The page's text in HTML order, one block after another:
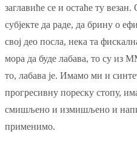
заглавиће се и остаће ту
субјекте да раде, да брину о
свој део посла, нека та
мора да буде лабава, то су из
то, лабава је. Имамо ми и
прогресивну пореску стопу,
смишљено и измишљено и
применимо.